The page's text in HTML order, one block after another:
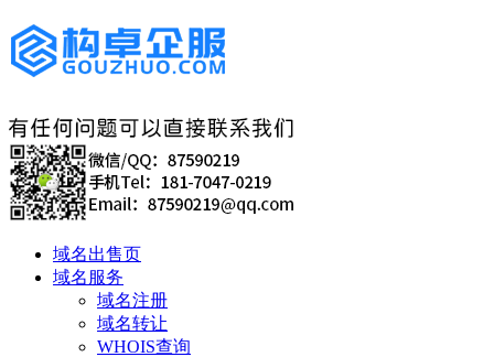
域名出售页
域名服务
域名注册
域名转让
WHOIS查询